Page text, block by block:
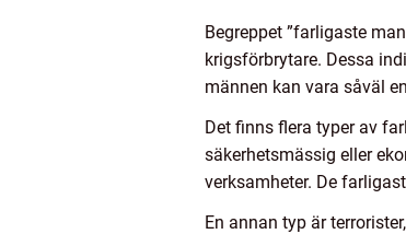
Begreppet ”farligaste
krigsförbrytare. Dessa
männen kan vara såväl
Det finns flera typer av
säkerhetsmässig eller
verksamheter. De
En annan typ är